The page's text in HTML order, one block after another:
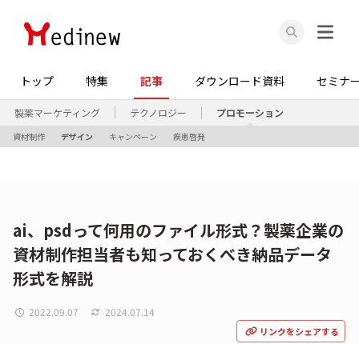
トップ 特集 記事 ダウンロード資料 セミナ
製薬マーケティング テクノロジー プロモーション
資材制作 デザイン キャンペーン 疾患啓発
ai、psdって何用のファイル形式？製薬企業の
資材制作担当者も知っておくべき納品データ
形式を解説
2022.09.07 2024.07.14
リンクをシェアする